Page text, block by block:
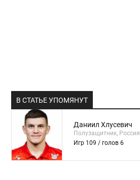
В СТАТЬЕ УПОМЯНУТ
Даниил Хлусевич
Полузащитник, Россия
Игр 109 / голов 6